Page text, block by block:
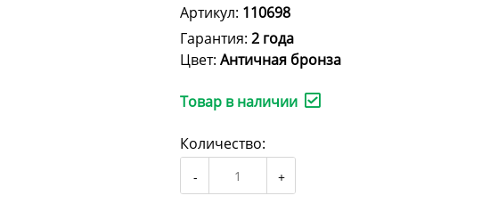
Артикул: 110698
Гарантия: 2 года
Цвет: Античная бронза
Товар в наличии
Количество: